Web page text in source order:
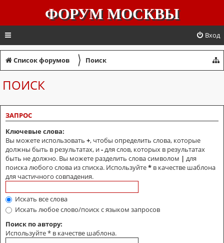
ФОРУМ МОСКВЫ
Вход
Список форумов 〉 Поиск
ПОИСК
ЗАПРОС
Ключевые слова:
Вы можете использовать +, чтобы определить слова, которые
должны быть в результатах, и- для слов, которых в результатах
быть не должно. Вы можете разделить слова символом | для
поиска любого слова из списка. Используйте* в качестве шаблона
для частичного совпадения.
Искать все слова
Искать любое слово/поиск с языком запросов
Поиск по автору:
Используйте * в качестве шаблона.